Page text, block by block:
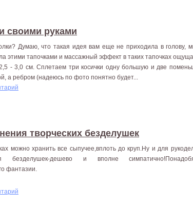
своими руками
Думаю, что такая идея вам еще не приходила в голову,
этими тапочками и массажный эффект в таких тапочках
- 3,0 см. Сплетаем три косички одну большую и две
а ребром (надеюсь по фото понятно будет...
творческих безделушек
можно хранить все сыпучее,вплоть до круп.Ну и для
безделушек-дешево и вполне
фантазии.